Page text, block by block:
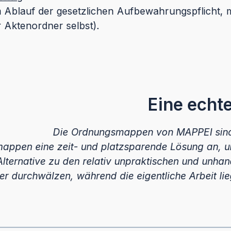
Ablauf der gesetzlichen
Aktenordner selbst).
Eine
Die Ordnungsmappen von MAPPEI
eine zeit- und platzsparende Lösung
zu den relativ unpraktischen und
durchwälzen, während die eigentliche Arbeit